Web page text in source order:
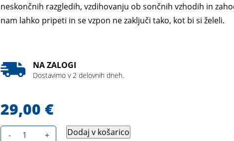
neskončnih razgledih, vzdihovanju ob sončnih vzhodih in
nam lahko pripeti in se vzpon ne zaključi tako, kot bi si želeli.
NA ZALOGI
Dostavimo v 2 delovnih dneh.
29,00 €
- + Dodaj v košarico